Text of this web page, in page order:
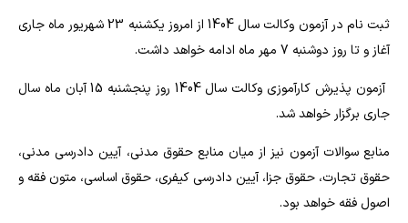
ثبت نام در آزمون وکالت سال 1404 از امروز یکشنبه 23 شهریور ماه جاری
آغاز و تا روز دوشنبه 7 مهر ماه ادامه خواهد داشت.
آزمون پذیرش کارآموزی وکالت سال 1404 روز پنجشنبه 15 آبان ماه سال
جاری برگزار خواهد شد.
منابع سوالات آزمون نیز از میان منابع حقوق مدنی، آیین دادرسی مدنی،
حقوق تجارت، حقوق جزا، آیین دادرسی کیفری، حقوق اساسی، متون فقه و
اصول فقه خواهد بود.